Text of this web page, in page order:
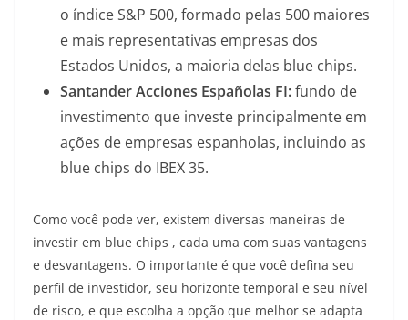
o índice S&P 500, formado pelas 500 maiores
e mais representativas empresas dos
Estados Unidos, a maioria delas blue chips.
Santander Acciones Españolas FI:fundo de
investimento que investe principalmente em
ações de empresas espanholas, incluindo as
blue chips do IBEX 35.
Como você pode ver, existem diversas maneiras de
investir em blue chips , cada uma com suas vantagens
e desvantagens. O importante é que você defina seu
perfil de investidor, seu horizonte temporal e seu nível
de risco, e que escolha a opção que melhor se adapta